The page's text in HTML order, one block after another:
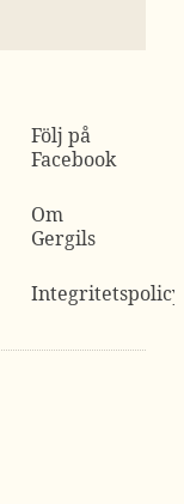
Följ på
Facebook
Om
Gergils
Integritetspolicy